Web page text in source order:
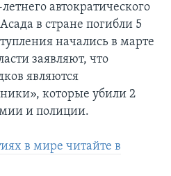
автократического
в стране погибли 5
начались в марте
заявляют, что
являются
которые убили 2
и полиции.
в мире читайте в